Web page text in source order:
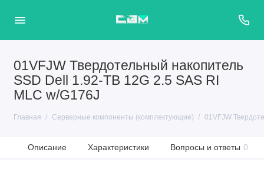
01VFJW Твердотельный накопитель
SSD Dell 1.92-TB 12G 2.5 SAS RI
MLC w/G176J
Главная Серверные компоненты (комплектующие) 01VFJW
Описание Характеристики Вопросы и ответы 0